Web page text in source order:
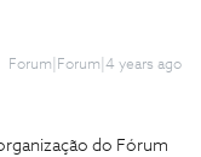
Forum|Forum|4 years ago
do Fórum